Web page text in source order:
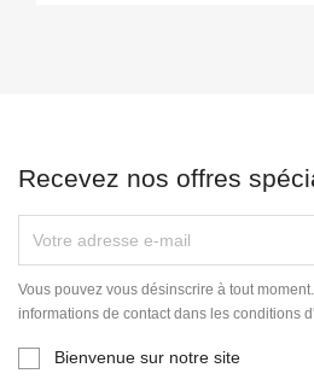
Recevez nos offres
Vous pouvez vous désinscrire à tout
informations de contact dans les conditions
Bienvenue sur notre site